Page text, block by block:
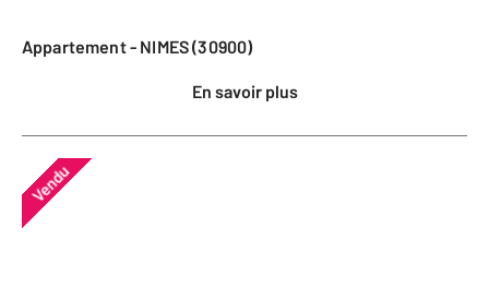
Appartement - NIMES (30900)
En savoir plus
Vendu